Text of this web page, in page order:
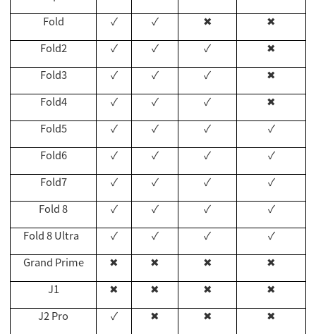
Fold
✓ ✓ ✖
✖
Fold2
✓ ✓ ✓
✖
Fold3
✓ ✓ ✓
✖
Fold4
✓ ✓ ✓
✖
Fold5
✓ ✓ ✓
✓
Fold6
✓ ✓ ✓
✓
Fold7
✓ ✓ ✓
✓
Fold 8
✓ ✓ ✓
✓
Fold 8 Ultra
✓ ✓ ✓
✓
Grand Prime
✖ ✖ ✖
✖
J1
✖ ✖ ✖
✖
J2 Pro
✓ ✖ ✖
✖